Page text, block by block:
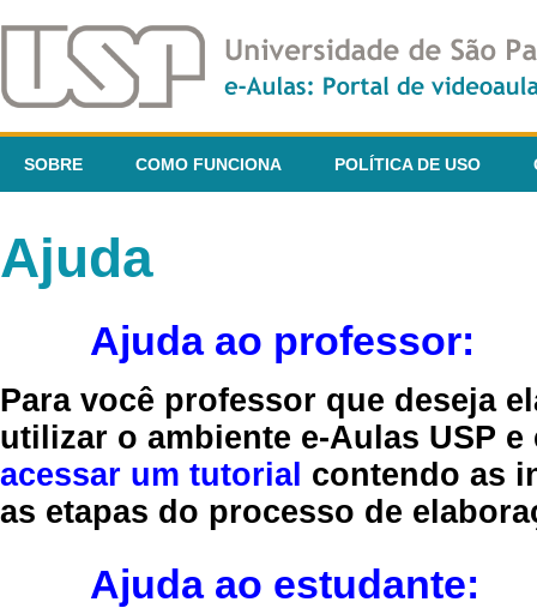
SOBRE COMO FUNCIONA POLÍTICA DE USO
Ajuda
Ajuda ao professor:
Para você professor que deseja
utilizar o ambiente e-Aulas USP
acessar um tutorial contendo as
as etapas do processo de
Ajuda ao estudante: